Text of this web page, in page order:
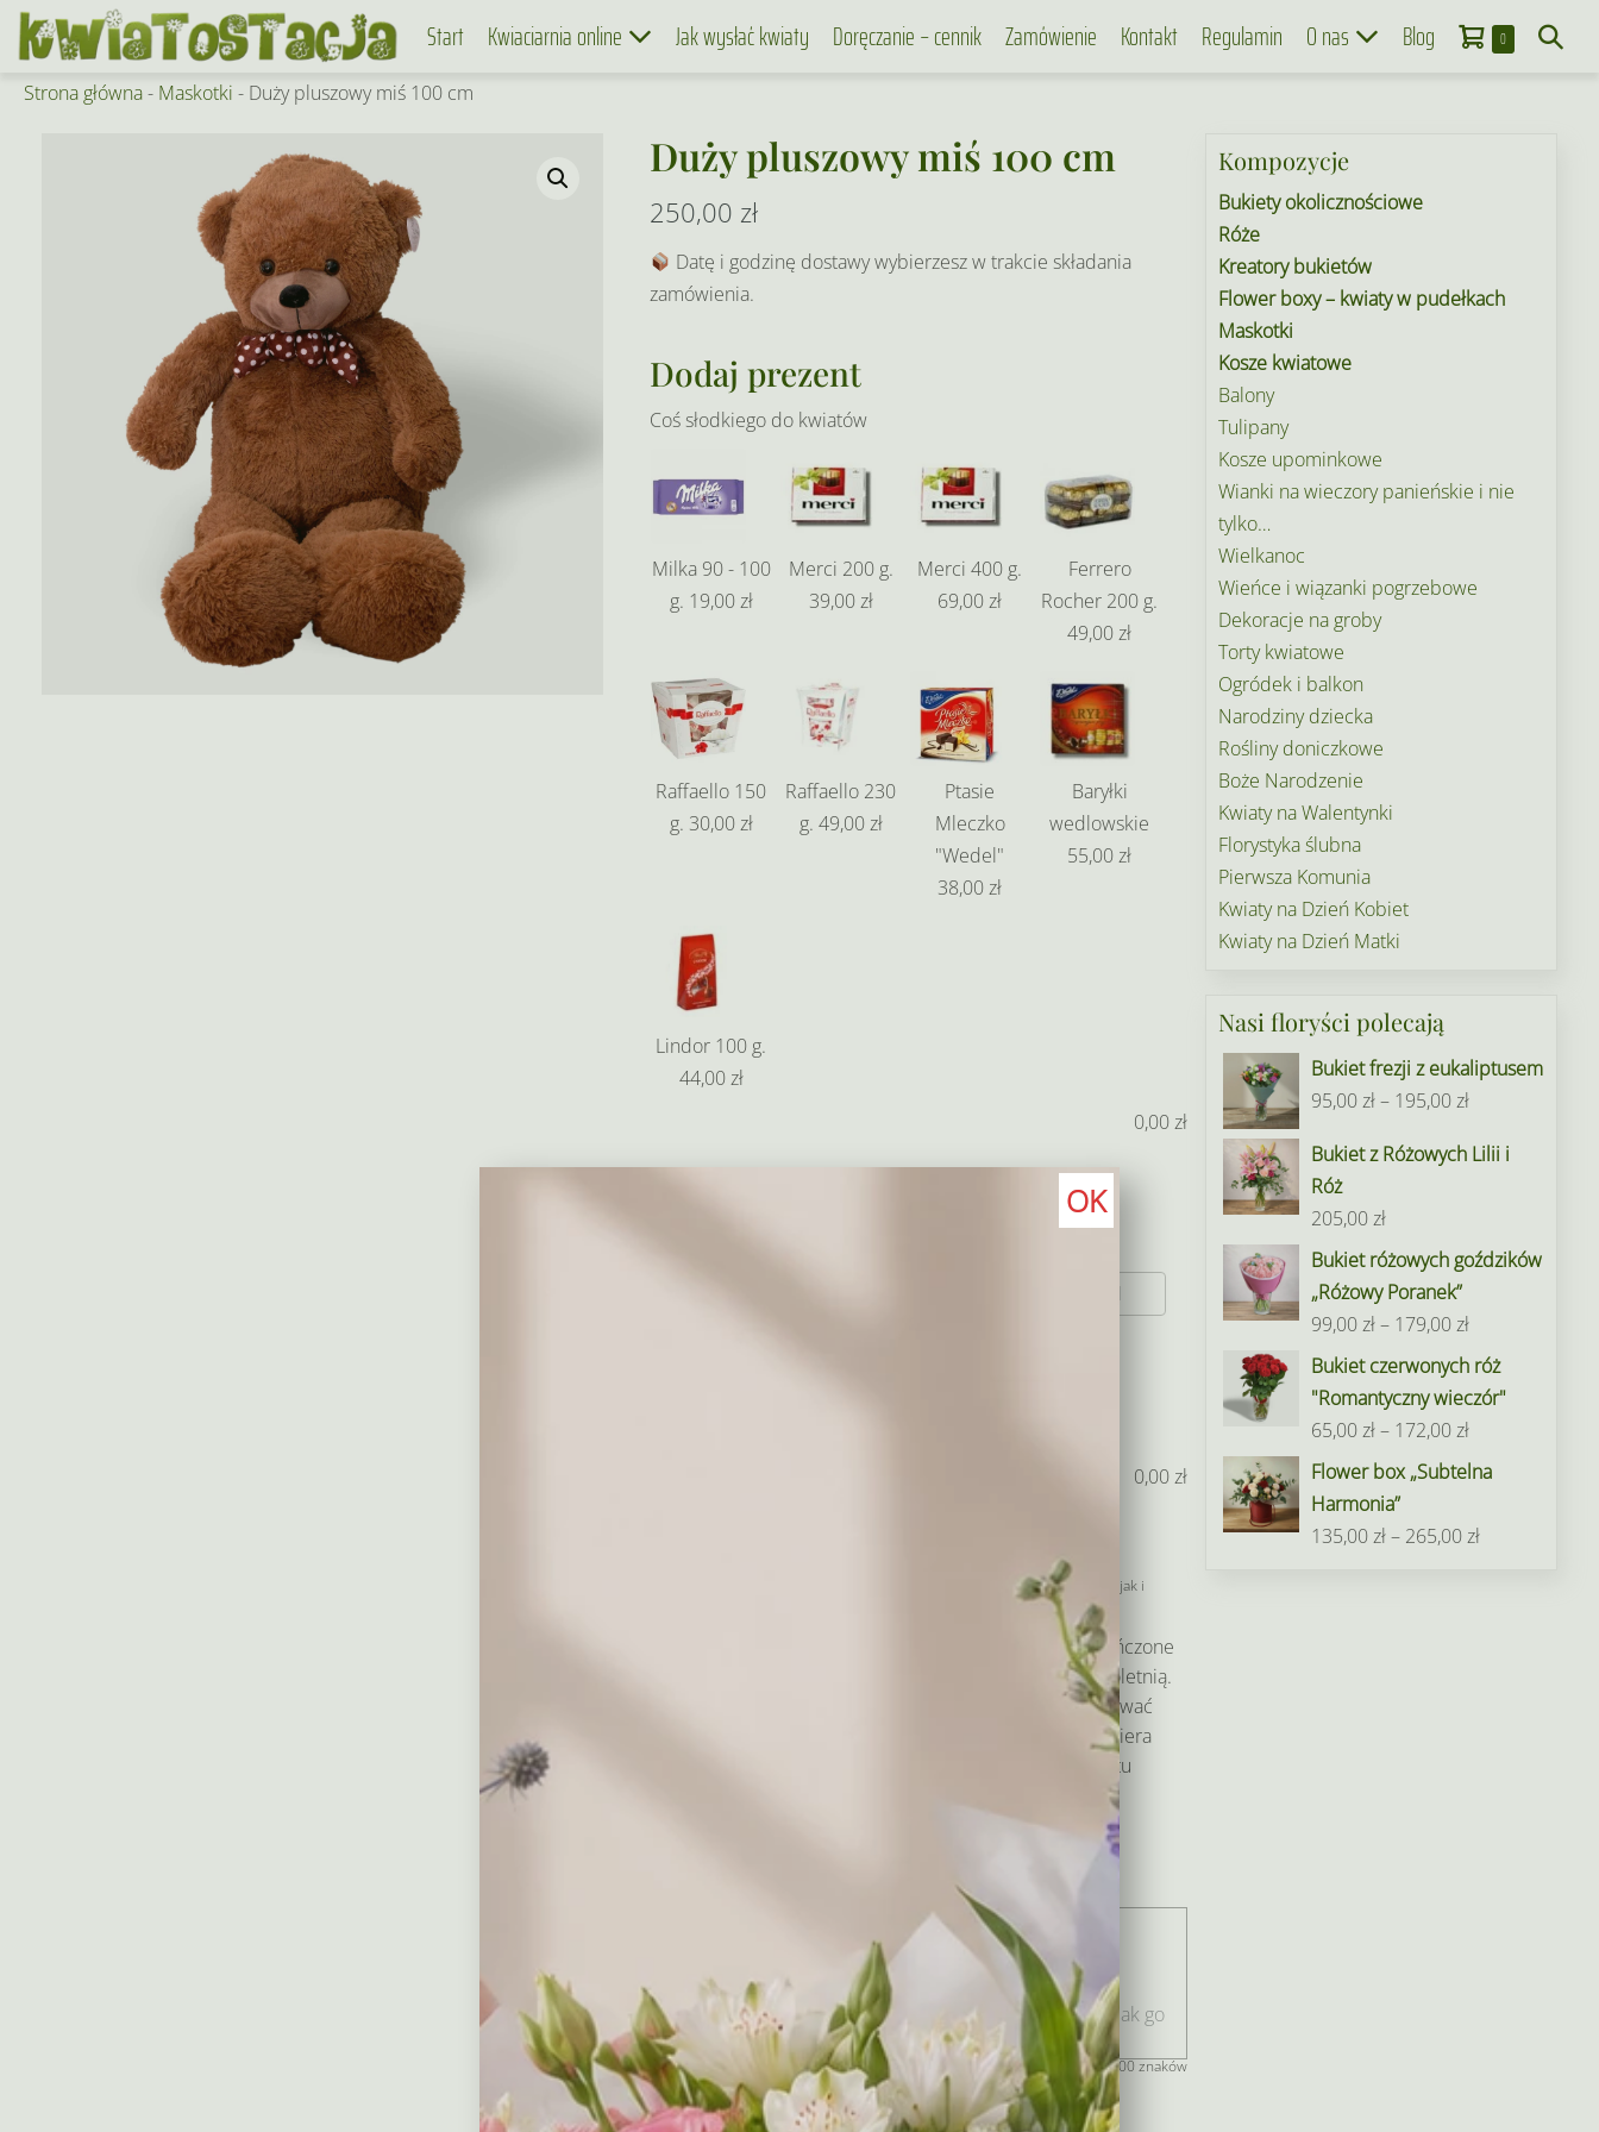
Skip
Start Kwiaciarnia online Jak wysłać kwiaty Doręczanie – cennik Zamówienie Kontakt Regulamin O nas Blog Koszyk
0Items
in
Search
Strona główna- Maskotki - Duży pluszowy miś 100 cm
Duży pluszowy miś 100 cm
250,00 zł
Datę i godzinę dostawy wybierzesz w trakcie składania
zamówienia.
Dodaj prezent
Coś słodkiego do kwiatów
Milka 90 - 100
g. 19,00 zł
Merci 200 g.
39,00 zł
Merci 400 g.
69,00 zł
Ferrero
Rocher 200 g.
49,00 zł
Raffaello 150
g. 30,00 zł
Raffaello 230
g. 49,00 zł
Ptasie
Mleczko
"Wedel"
38,00 zł
Baryłki
wedlowskie
55,00 zł
Lindor 100 g.
44,00 zł
0,00zł
0,00zł
Aby zamówić wino - zarówno Ty jak i
Oświadczam, że jestem osobą pełnoletnią (mam ukończone
18 lat), a także że odbiorca zamówienia jest osobą pełnoletnią.
Przyjmuję do wiadomości, że kurier ma prawo zweryfikować
wiek odbiorcy przy doręczeniu paczki. Upoważniam kuriera
kwiaciarni do technicznego odbioru wybranego produktu
dostarczenia go pod wskazany adres w moim imieniu.
Pozostałoe jeszcze 400 znaków
Kompozycje
Bukiety okolicznościowe
Róże
Kreatory bukietów
Flower boxy – kwiaty w pudełkach
Maskotki
Kosze kwiatowe
Balony
Tulipany
Kosze upominkowe
Wianki na wieczory panieńskie i nie
tylko…
Wielkanoc
Wieńce i wiązanki pogrzebowe
Dekoracje na groby
Torty kwiatowe
Ogródek i balkon
Narodziny dziecka
Rośliny doniczkowe
Boże Narodzenie
Kwiaty na Walentynki
Florystyka ślubna
Pierwsza Komunia
Kwiaty na Dzień Kobiet
Kwiaty na Dzień Matki
Nasi floryści polecają
Bukiet frezji z eukaliptusem
95,00zł– 195,00złZakres
od
195,00 zł
Bukiet z Różowych Lilii i
Róż
205,00zł
Bukiet różowych goździków
„Różowy Poranek”
99,00zł– 179,00złZakres
cen:
od
179,00 zł
Bukiet czerwonych róż
"Romantyczny wieczór"
65,00zł– 172,00złZakres
cen:
65,00 zł
Flower box „Subtelna
Harmonia”
135,00zł– 265,00złZakres
OK